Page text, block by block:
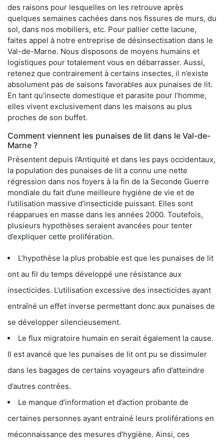
des raisons pour lesquelles on les retrouve après
quelques semaines cachées dans nos fissures de murs, du
sol, dans nos mobiliers, etc. Pour pallier cette lacune,
faites appel à notre entreprise de désinsectisation dans le
Val-de-Marne. Nous disposons de moyens humains et
logistiques pour totalement vous en débarrasser. Aussi,
retenez que contrairement à certains insectes, il n’existe
absolument pas de saisons favorables aux punaises de lit.
En tant qu’insecte domestique et parasite pour l’homme,
elles vivent exclusivement dans les maisons au plus
proches de son buffet.
Comment viennent les punaises de lit dans le Val-de-
Marne ?
Présentent depuis l’Antiquité et dans les pays occidentaux,
la population des punaises de lit a connu une nette
régression dans nos foyers à la fin de la Seconde Guerre
mondiale du fait d’une meilleure hygiène de vie et de
l’utilisation massive d’insecticide puissant. Elles sont
réapparues en masse dans les années 2000. Toutefois,
plusieurs hypothèses seraient avancées pour tenter
d’expliquer cette prolifération.
L’hypothèse la plus probable est que les punaises de lit
ont au fil du temps développé une résistance aux
insecticides. L’utilisation excessive des insecticides ayant
entraîné un effet inverse permettant donc aux punaises de
se développer silencieusement.
Le flux migratoire humain en serait également la cause.
Il est avancé que les punaises de lit ont pu se dissimuler
dans les bagages de certains voyageurs afin d’atteindre
d’autres contrées.
Le manque d’information et d’action probante de
certaines personnes ayant entrainé leurs proliférations en
méconnaissance des mesures d’hygiène. Ainsi, ces